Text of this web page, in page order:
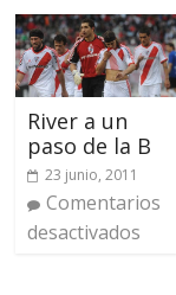
River a un
paso de la B
23 junio, 2011
Comentarios
desactivados